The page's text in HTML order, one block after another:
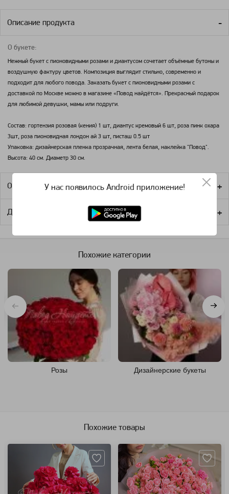
Описание продукта
О букете:
Нежный букет с пионовидными розами и диантусом сочетает объёмные бутоны и
воздушную фактуру цветов. Композиция выглядит стильно, современно и
подходит для любого повода. Заказать букет с пионовидными розами с
доставкой по Москве можно в магазине «Повод найдётся». Прекрасный подарок
для любимой девушки, мамы или подруги.
Состав: гортензия розовая (кения) 1 шт, диантус кремовый 6 шт, роза пинк охара
3шт, роза пионовидная лондон ай 3 шт, писташ 0.5 шт
Упаковка: дизайнерская пленка прозрачная, лента белая, наклейка "Повод".
Высота: 40 см. Диаметр 30 см.
Оплата
Доставка
Похожие категории
Розы Дизайнерские букеты
Похожие товары
У нас появилось Android приложение!